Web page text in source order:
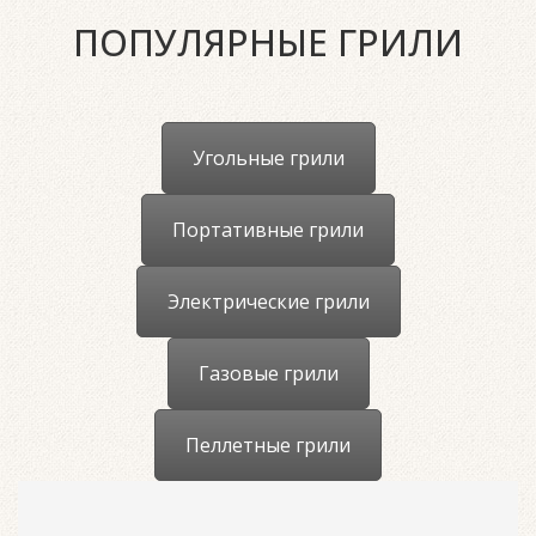
и фартук. Более подробно про эти и другие
ПОПУЛЯРНЫЕ ГРИЛИ
Угольные грили
Портативные грили
Электрические грили
Газовые грили
Пеллетные грили